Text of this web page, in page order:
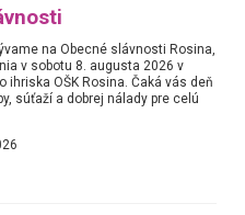
na Obecné slávnosti Rosina,
v sobotu 8. augusta 2026 v
ihriska OŠK Rosina. Čaká vás deň
súťaží a dobrej nálady pre celú